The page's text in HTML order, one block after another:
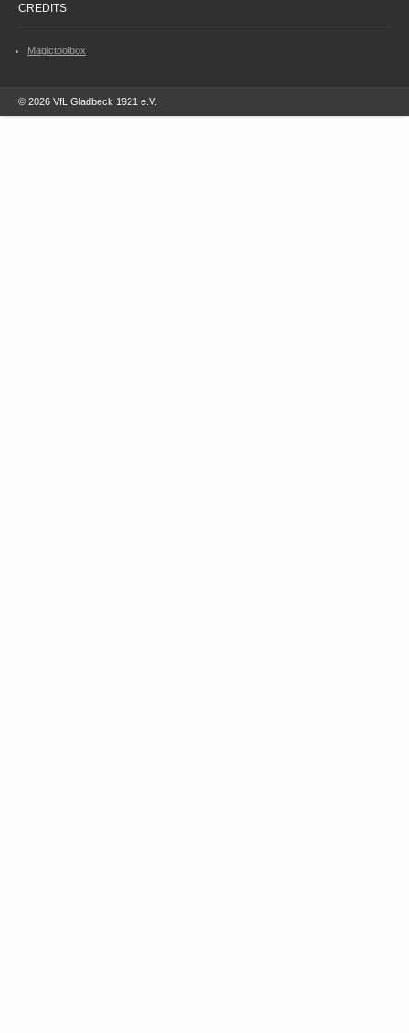
CREDITS
Magictoolbox
© 2026 VfL Gladbeck 1921 e.V.